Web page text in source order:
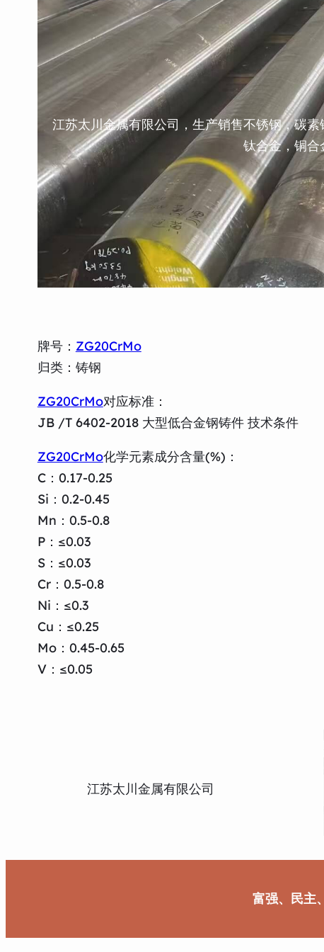
江苏太川金属有限公司，生产销售不锈钢，碳
钛合金，铜合
牌号： ZG20CrMo
归类：铸钢
ZG20CrMo对应标准：
JB /T 6402-2018 大型低合金钢铸件 技术条件
ZG20CrMo化学元素成分含量(%)：
C：0.17-0.25
Si：0.2-0.45
Mn：0.5-0.8
P：≤0.03
S：≤0.03
Cr：0.5-0.8
Ni：≤0.3
Cu：≤0.25
Mo：0.45-0.65
V：≤0.05
江苏太川金属有限公司
富强、民主